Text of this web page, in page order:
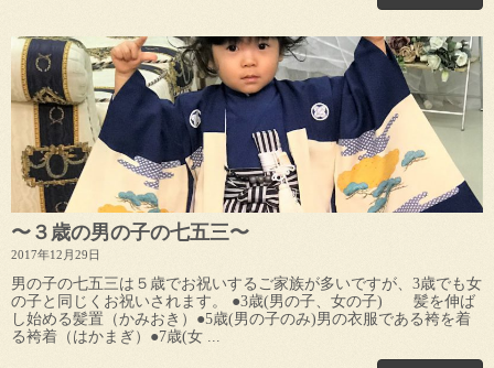
〜３歳の男の子の七五三〜
2017年12月29日
男の子の七五三は５歳でお祝いするご家族が多いですが、3歳でも女
の子と同じくお祝いされます。 ●3歳(男の子、女の子) 髪を伸ば
し始める髪置（かみおき）●5歳(男の子のみ)男の衣服である袴を着
る袴着（はかまぎ）●7歳(女 ...